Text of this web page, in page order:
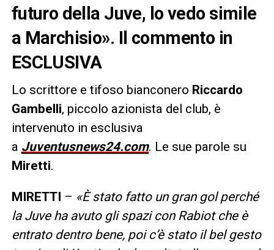
futuro della Juve, lo vedo simile
a Marchisio». Il commento in
ESCLUSIVA
Lo scrittore e tifoso bianconero Riccardo
Gambelli, piccolo azionista del club, è
intervenuto in esclusiva
a Juventusnews24.com. Le sue parole su
Miretti.
MIRETTI – «È stato fatto un gran gol perché
la Juve ha avuto gli spazi con Rabiot che è
entrato dentro bene, poi c’è stato il bel gesto